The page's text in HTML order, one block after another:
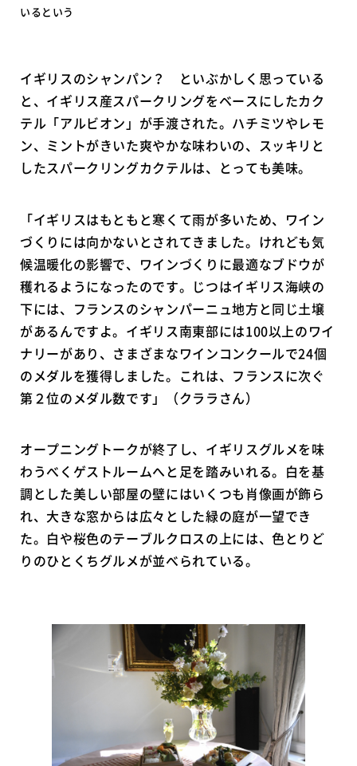
いるという
イギリスのシャンパン？ といぶかしく思っている
と、イギリス産スパークリングをベースにしたカク
テル「アルビオン」が手渡された。ハチミツやレモ
ン、ミントがきいた爽やかな味わいの、スッキリと
したスパークリングカクテルは、とっても美味。
「イギリスはもともと寒くて雨が多いため、ワイン
づくりには向かないとされてきました。けれども気
候温暖化の影響で、ワインづくりに最適なブドウが
穫れるようになったのです。じつはイギリス海峡の
下には、フランスのシャンパーニュ地方と同じ土壌
があるんですよ。イギリス南東部には100以上のワイ
ナリーがあり、さまざまなワインコンクールで24個
のメダルを獲得しました。これは、フランスに次ぐ
第２位のメダル数です」（クララさん）
オープニングトークが終了し、イギリスグルメを味
わうべくゲストルームへと足を踏みいれる。白を基
調とした美しい部屋の壁にはいくつも肖像画が飾ら
れ、大きな窓からは広々とした緑の庭が一望でき
た。白や桜色のテーブルクロスの上には、色とりど
りのひとくちグルメが並べられている。